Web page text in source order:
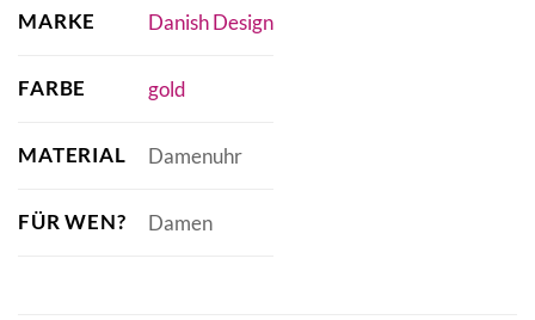
MARKE Danish Design
FARBE gold
MATERIAL Damenuhr
FÜR WEN? Damen